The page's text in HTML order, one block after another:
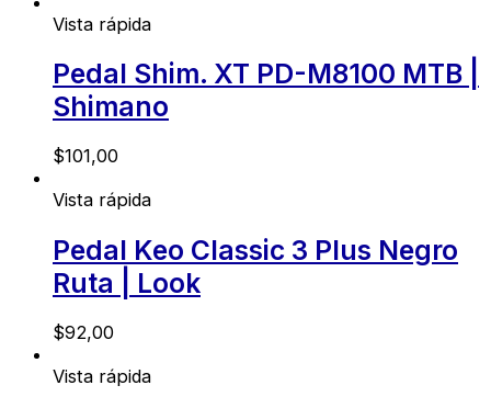
Vista rápida
Pedal Shim. XT PD-M8100 MTB |
Shimano
$101,00
Vista rápida
Pedal Keo Classic 3 Plus Negro
Ruta | Look
$92,00
Vista rápida